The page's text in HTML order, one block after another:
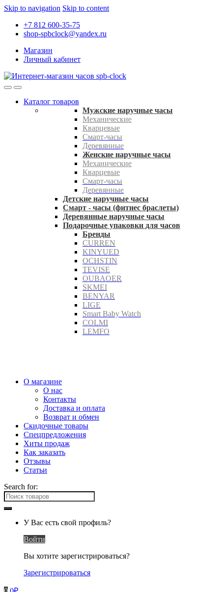
Skip to navigation Skip to content
+7 812 600-35-75
shop-spbclock@yandex.ru
Магазин
Личный кабинет
Каталог товаров
Мужские наручные часы
Механические
Кварцевые
Смарт-часы
Деревянные
Женские наручные часы
Механические
Кварцевые
Смарт-часы
Деревянные
Детские наручные часы
Смарт - часы (фитнес браслеты)
Деревянные наручные часы
Подарочные упаковки для часов
Бренды
CURREN
KINYUED
OCHSTIN
TEVISE
OUBAOER
SKMEI
BENYAR
LIGE
Smart Baby Watch
COLMI
LEMFO
О магазине
О нас
Контакты
Доставка и оплата
Возврат и обмен
Скидочные товары
Спецпредложения
Хиты продаж
Как заказать
Отзывы
Статьи
Search for:
У Вас есть свой профиль?
Войти
Вы хотите зарегистрироваться?
Зарегистрироваться